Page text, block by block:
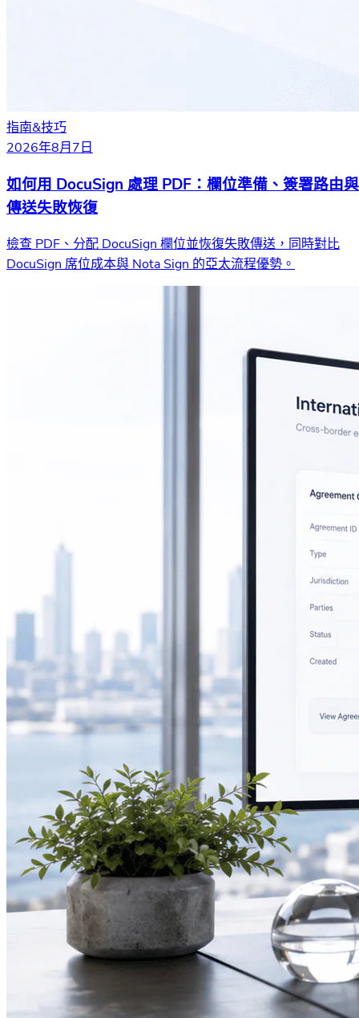
指南&技巧
2026年8月7日
如何用 DocuSign 處理 PDF：欄位準備、簽署路由與
傳送失敗恢復
檢查 PDF、分配 DocuSign 欄位並恢復失敗傳送，同時對比
DocuSign 席位成本與 Nota Sign 的亞太流程優勢。